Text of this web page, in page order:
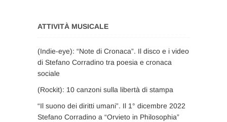
ATTIVITÀ MUSICALE
(Indie-eye): “Note di Cronaca”. Il disco e i video
di Stefano Corradino tra poesia e cronaca
sociale
(Rockit): 10 canzoni sulla libertà di stampa
“Il suono dei diritti umani”. Il 1° dicembre 2022
Stefano Corradino a “Orvieto in Philosophia”